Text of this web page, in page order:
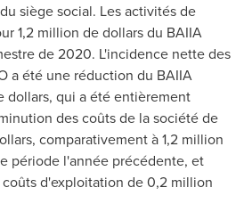
siège social. Les activités de
1,2 million de dollars du BAIIA
de 2020. L'incidence nette des
a été une réduction du BAIIA
dollars, qui a été entièrement
des coûts de la société de
comparativement à 1,2 million
période l'année précédente, et
d'exploitation de 0,2 million